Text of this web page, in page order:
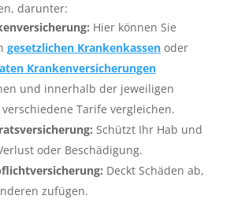
darunter:
Hier können Sie
gesetzlichen Krankenkassenoder
Krankenversicherungen
und innerhalb der jeweiligen
verschiedene Tarife vergleichen.
Schützt Ihr Hab und
oder Beschädigung.
Deckt Schäden ab,
zufügen.